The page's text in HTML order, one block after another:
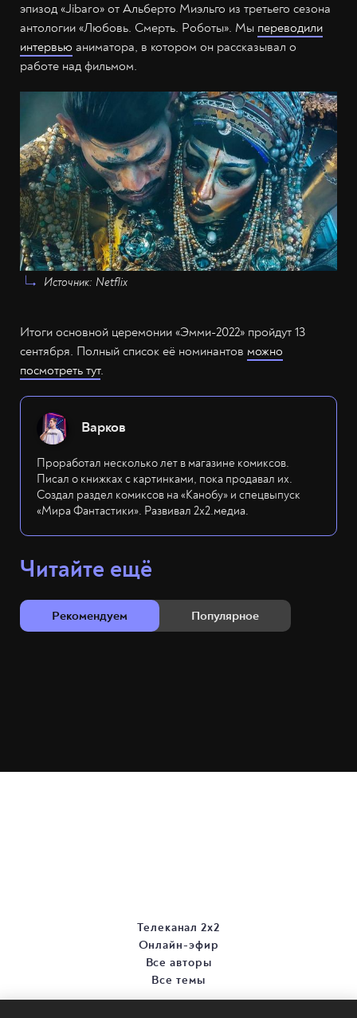
эпизод «Jibaro» от Альберто Миэльго из третьего сезона
антологии «Любовь. Смерть. Роботы». Мы переводили
интервью аниматора, в котором он рассказывал о
работе над фильмом.
Источник: Netflix
Итоги основной церемонии «Эмми-2022» пройдут 13
сентября. Полный список её номинантов можно
посмотреть тут.
Варков
Проработал несколько лет в магазине комиксов.
Писал о книжках с картинками, пока продавал их.
Создал раздел комиксов на «Канобу» и спецвыпуск
«Мира Фантастики». Развивал 2х2.медиа.
Читайте ещё
Рекомендуем Популярное
Телеканал 2х2
Онлайн-эфир
Все авторы
Все темы